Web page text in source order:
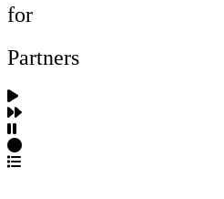
for
Partners